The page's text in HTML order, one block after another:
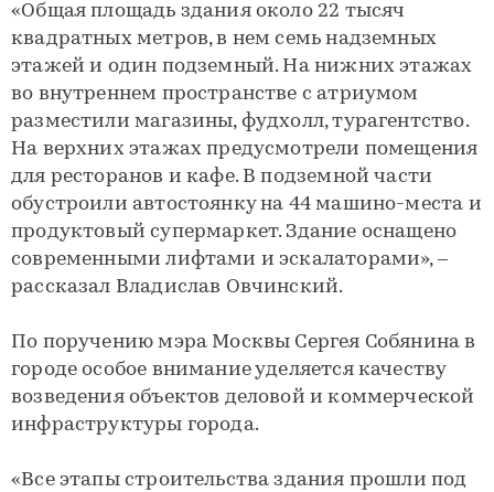
«Общая площадь здания около 22 тысяч
квадратных метров, в нем семь надземных
этажей и один подземный. На нижних этажах
во внутреннем пространстве с атриумом
разместили магазины, фудхолл, турагентство.
На верхних этажах предусмотрели помещения
для ресторанов и кафе. В подземной части
обустроили автостоянку на 44 машино-места и
продуктовый супермаркет. Здание оснащено
современными лифтами и эскалаторами», –
рассказал Владислав Овчинский.
По поручению мэра Москвы Сергея Собянина в
городе особое внимание уделяется качеству
возведения объектов деловой и коммерческой
инфраструктуры города.
«Все этапы строительства здания прошли под